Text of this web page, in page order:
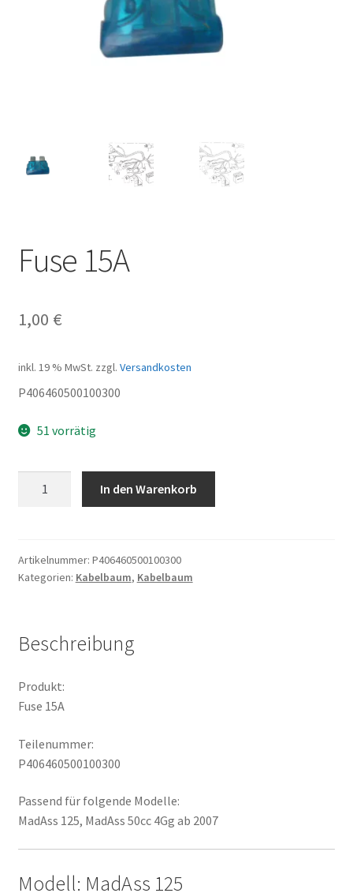
Fuse 15A
1,00 €
inkl. 19 % MwSt. zzgl. Versandkosten
P406460500100300
51 vorrätig
In den Warenkorb
Artikelnummer: P406460500100300
Kategorien: Kabelbaum, Kabelbaum
Beschreibung
Produkt:
Fuse 15A
Teilenummer:
P406460500100300
Passend für folgende Modelle:
MadAss 125, MadAss 50cc 4Gg ab 2007
Modell: MadAss 125